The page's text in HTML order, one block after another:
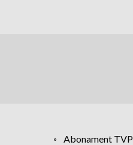
Abonament TVP